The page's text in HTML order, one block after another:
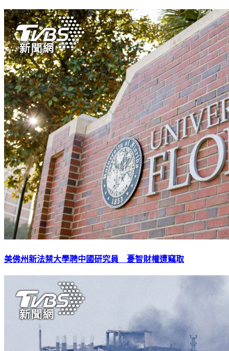
美佛州新法禁大學聘中國研究員 憂智財權遭竊取